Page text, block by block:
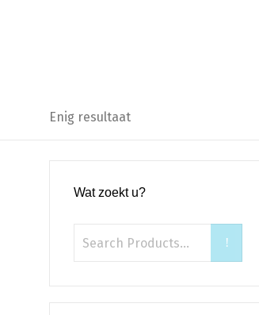
Enig resultaat
Wat zoekt u?